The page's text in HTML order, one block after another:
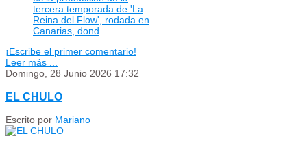
tercera temporada de 'La
Reina del Flow', rodada en
Canarias, dond
¡Escribe el primer comentario!
Leer más ...
Domingo, 28 Junio 2026 17:32
EL CHULO
Escrito por Mariano